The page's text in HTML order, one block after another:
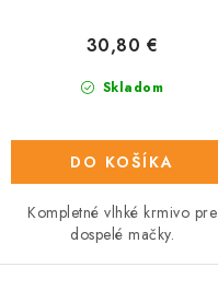
Skladom
30,80 €
DO KOŠÍKA
Kompletné vlhké krmivo pre
dospelé mačky.